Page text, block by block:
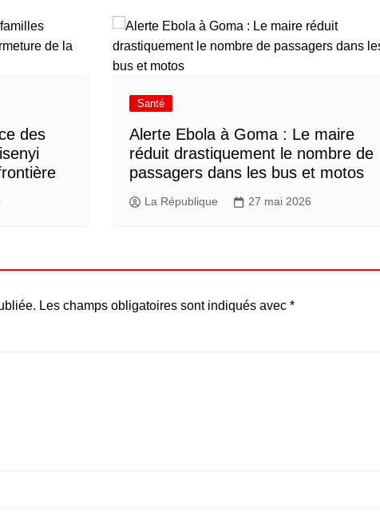
des
Santé
Alerte Ebola à Goma : Le maire
réduit drastiquement le nombre de
passagers dans les bus et motos
La République 27 mai 2026
Les champs obligatoires sont indiqués avec *